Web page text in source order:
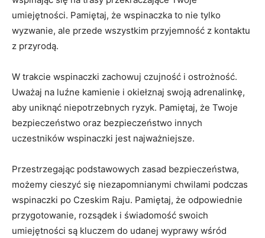
umiejętności. Pamiętaj, że⁢ wspinaczka to nie tylko
wyzwanie, ale przede wszystkim⁢ przyjemność z kontaktu
z przyrodą.
W trakcie‍ wspinaczki zachowuj czujność i ostrożność.
Uważaj na ⁤luźne kamienie i⁢ okiełznaj ‍swoją adrenalinkę,
aby ‍uniknąć niepotrzebnych​ ryzyk. Pamiętaj, że Twoje
bezpieczeństwo oraz ⁤bezpieczeństwo innych
uczestników wspinaczki jest⁣ najważniejsze.
Przestrzegając podstawowych zasad bezpieczeństwa,
możemy​ cieszyć się niezapomnianymi chwilami podczas‍
wspinaczki po Czeskim Raju. Pamiętaj, że odpowiednie
przygotowanie, rozsądek ‍i świadomość swoich
⁣umiejętności ‌są kluczem do udanej wyprawy wśród